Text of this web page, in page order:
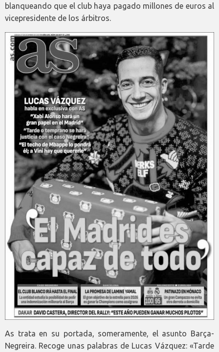
blanqueando que el club haya pagado millones de euros al
vicepresidente de los árbitros.
As trata en su portada, someramente, el asunto Barça-
Negreira. Recoge unas palabras de Lucas Vázquez: «Tarde